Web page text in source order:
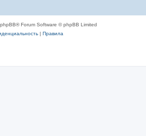
Forum Software © phpBB Limited
| Правила